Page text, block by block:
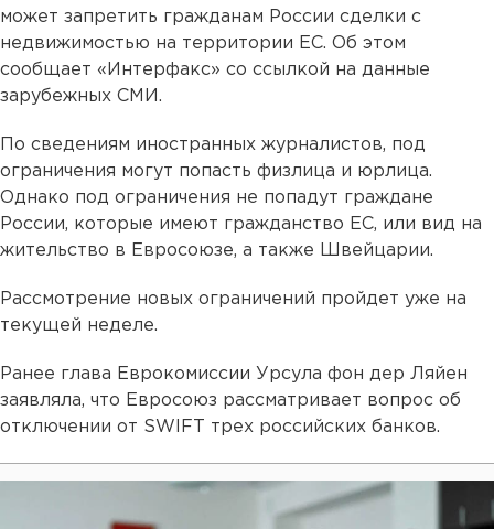
может запретить гражданам России сделки с
недвижимостью на территории ЕС. Об этом
сообщает «Интерфакс» со ссылкой на данные
зарубежных СМИ.
По сведениям иностранных журналистов, под
ограничения могут попасть физлица и юрлица.
Однако под ограничения не попадут граждане
России, которые имеют гражданство ЕС, или вид на
жительство в Евросоюзе, а также Швейцарии.
Рассмотрение новых ограничений пройдет уже на
текущей неделе.
Ранее глава Еврокомиссии Урсула фон дер Ляйен
заявляла, что Евросоюз рассматривает вопрос об
отключении от SWIFT трех российских банков.